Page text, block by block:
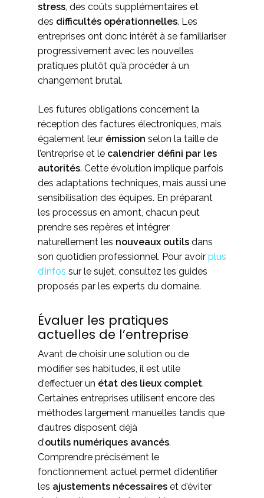
stress, des coûts supplémentaires et
des difficultés opérationnelles. Les
entreprises ont donc intérêt à se familiariser
progressivement avec les nouvelles
pratiques plutôt qu’à procéder à un
changement brutal.
Les futures obligations concernent la
réception des factures électroniques, mais
également leur émission selon la taille de
l’entreprise et le calendrier défini par les
autorités. Cette évolution implique parfois
des adaptations techniques, mais aussi une
sensibilisation des équipes. En préparant
les processus en amont, chacun peut
prendre ses repères et intégrer
naturellement les nouveaux outils dans
son quotidien professionnel. Pour avoir plus
d’infos sur le sujet, consultez les guides
proposés par les experts du domaine.
Évaluer les pratiques
actuelles de l’entreprise
Avant de choisir une solution ou de
modifier ses habitudes, il est utile
d’effectuer un état des lieux complet.
Certaines entreprises utilisent encore des
méthodes largement manuelles tandis que
d’autres disposent déjà
d’outils numériques avancés.
Comprendre précisément le
fonctionnement actuel permet d’identifier
les ajustements nécessaires et d’éviter